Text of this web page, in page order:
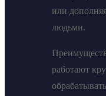
или
людьми.
работают